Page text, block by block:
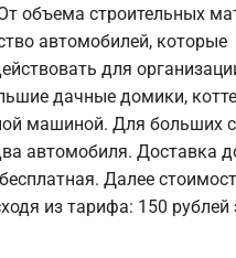
объема строительных
автомобилей, которые
для
дачные домики,
машиной. Для больших
автомобиля. Доставка
Далее
из тарифа: 150 рублей